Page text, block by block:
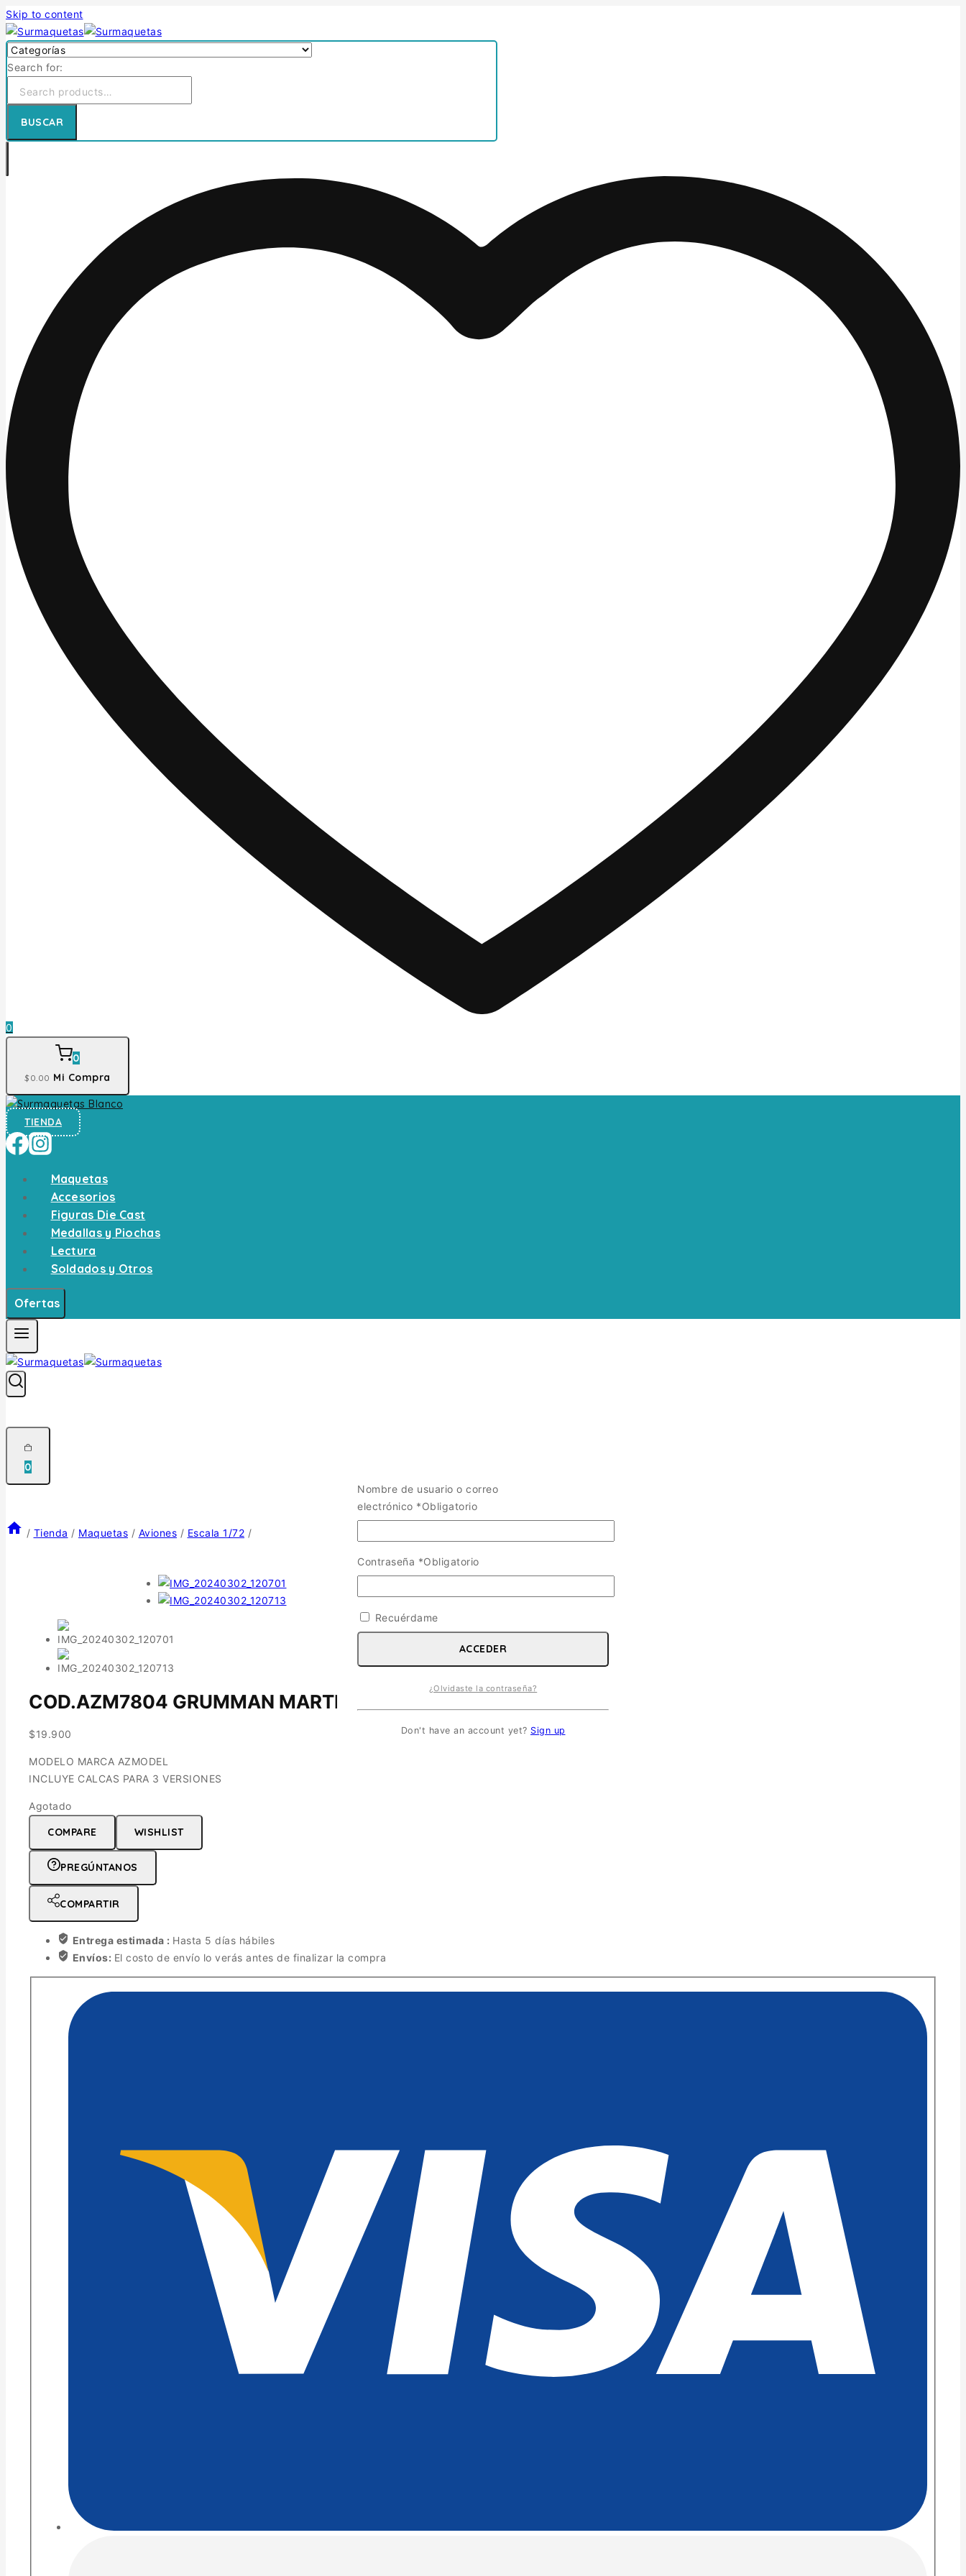
Skip to content
Search for:
BUSCAR
0
0
$0 .00 Mi Compra
TIENDA
Maquetas
Accesorios
Figuras Die Cast
Medallas y Piochas
Lectura
Soldados y Otros
Ofertas
0
/ Tienda / Maquetas / Aviones / Escala 1/72 /
COD.AZM7804 GRUMMAN MARTLET Mk.I. ESC 1/72
$19.900
MODELO MARCA AZMODEL
INCLUYE CALCAS PARA 3 VERSIONES
Agotado
COMPARE WISHLIST
PREGÚNTANOS
COMPARTIR
Entrega estimada : Hasta 5 días hábiles
Envíos: El costo de envío lo verás antes de finalizar la compra
Nombre de usuario o correo
electrónico *Obligatorio
Contraseña *Obligatorio
Recuérdame
ACCEDER
¿Olvidaste la contraseña?
Don't have an account yet? Sign up